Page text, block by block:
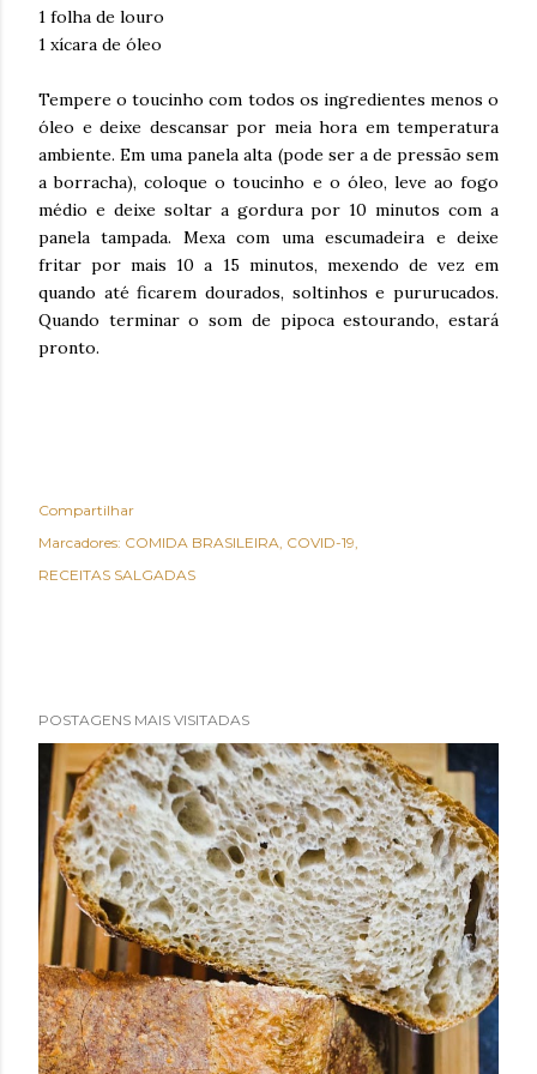
1 folha de louro
1 xícara de óleo
Tempere o toucinho com todos os ingredientes menos o
óleo e deixe descansar por meia hora em temperatura
ambiente. Em uma panela alta (pode ser a de pressão sem
a borracha), coloque o toucinho e o óleo, leve ao fogo
médio e deixe soltar a gordura por 10 minutos com a
panela tampada. Mexa com uma escumadeira e deixe
fritar por mais 10 a 15 minutos, mexendo de vez em
quando até ficarem dourados, soltinhos e pururucados.
Quando terminar o som de pipoca estourando, estará
pronto.
Compartilhar
Marcadores: COMIDA BRASILEIRA COVID-19
RECEITAS SALGADAS
POSTAGENS MAIS VISITADAS